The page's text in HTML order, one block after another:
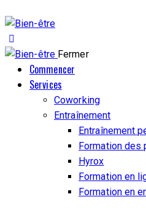
Fermer
Commencer
Services
Coworking
Entraînement
Entraînement
Formation des
Hyrox
Formation en
Formation en